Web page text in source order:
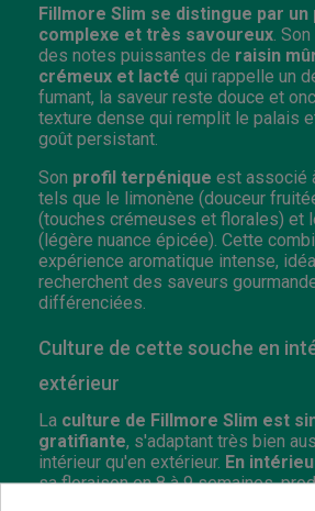
Fillmore Slim se distingue par
complexe et très savoureux .
des notes puissantes de raisin
crémeux et lacté qui rappelle un
fumant, la saveur reste douce et
texture dense qui remplit le palais
goût persistant.
Son profil terpénique est associé
tels que le limonène (douceur
(touches crémeuses et florales) et
(légère nuance épicée). Cette
expérience aromatique intense,
recherchent des saveurs
différenciées.
Culture de cette souche en
extérieur
La culture de Fillmore Slim est
gratifiante, s'adaptant très bien
intérieur qu'en extérieur. En
sa floraison en 8 à 9 semaines,